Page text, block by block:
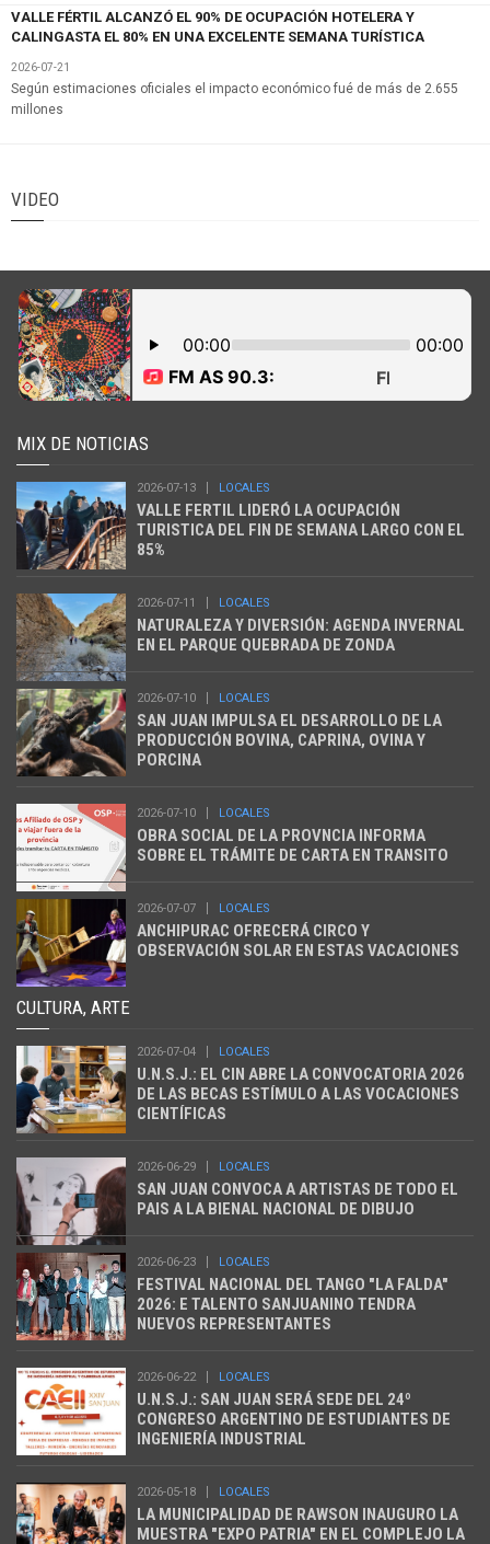
VALLE FÉRTIL ALCANZÓ EL 90% DE OCUPACIÓN HOTELERA Y
CALINGASTA EL 80% EN UNA EXCELENTE SEMANA TURÍSTICA
2026-07-21
Según estimaciones oficiales el impacto económico fué de más de 2.655
millones
VIDEO
MIX DE NOTICIAS
2026-07-13 LOCALES
VALLE FERTIL LIDERÓ LA OCUPACIÓN
TURISTICA DEL FIN DE SEMANA LARGO CON EL
85%
2026-07-11 LOCALES
NATURALEZA Y DIVERSIÓN: AGENDA INVERNAL
EN EL PARQUE QUEBRADA DE ZONDA
2026-07-10 LOCALES
SAN JUAN IMPULSA EL DESARROLLO DE LA
PRODUCCIÓN BOVINA, CAPRINA, OVINA Y
PORCINA
2026-07-10 LOCALES
OBRA SOCIAL DE LA PROVNCIA INFORMA
SOBRE EL TRÁMITE DE CARTA EN TRANSITO
2026-07-07 LOCALES
ANCHIPURAC OFRECERÁ CIRCO Y
OBSERVACIÓN SOLAR EN ESTAS VACACIONES
CULTURA, ARTE
2026-07-04 LOCALES
U.N.S.J.: EL CIN ABRE LA CONVOCATORIA 2026
DE LAS BECAS ESTÍMULO A LAS VOCACIONES
CIENTÍFICAS
2026-06-29 LOCALES
SAN JUAN CONVOCA A ARTISTAS DE TODO EL
PAIS A LA BIENAL NACIONAL DE DIBUJO
2026-06-23 LOCALES
FESTIVAL NACIONAL DEL TANGO "LA FALDA"
2026: E TALENTO SANJUANINO TENDRA
NUEVOS REPRESENTANTES
2026-06-22 LOCALES
U.N.S.J.: SAN JUAN SERÁ SEDE DEL 24º
CONGRESO ARGENTINO DE ESTUDIANTES DE
INGENIERÍA INDUSTRIAL
2026-05-18 LOCALES
LA MUNICIPALIDAD DE RAWSON INAUGURO LA
MUESTRA "EXPO PATRIA" EN EL COMPLEJO LA